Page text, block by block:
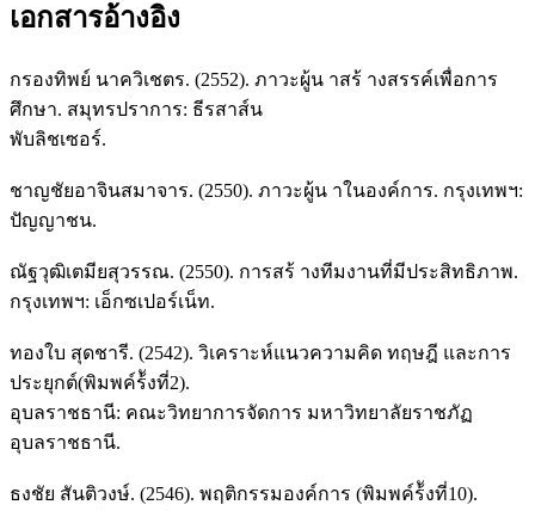
เอกสารอ้างอิง
กรองทิพย์ นาควิเชตร. (2552). ภาวะผู้น าสร้ างสรรค์เพื่อการ
ศึกษา. สมุทรปราการ: ธีรสาส์น
พับลิชเซอร์.
ชาญชัยอาจินสมาจาร. (2550). ภาวะผู้น าในองค์การ. กรุงเทพฯ:
ปัญญาชน.
ณัฐวุฒิเตมียสุวรรณ. (2550). การสร้ างทีมงานที่มีประสิทธิภาพ.
กรุงเทพฯ: เอ็กซเปอร์เน็ท.
ทองใบ สุดชารี. (2542). วิเคราะห์แนวความคิด ทฤษฎี และการ
ประยุกต์(พิมพค์ร้ังที่2).
อุบลราชธานี: คณะวิทยาการจัดการ มหาวิทยาลัยราชภัฏ
อุบลราชธานี.
ธงชัย สันติวงษ์. (2546). พฤติกรรมองค์การ (พิมพค์ร้ังที่10).